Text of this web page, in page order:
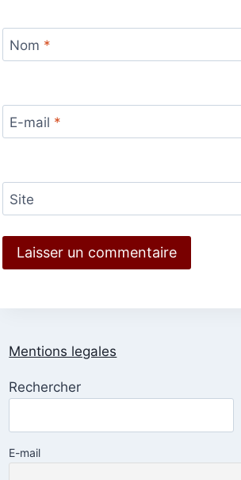
Nom *
E-mail *
Site
Mentions legales
Rechercher
E-mail